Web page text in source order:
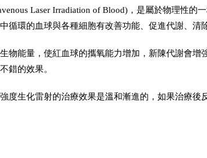
Laser Irradiation of Blood)，是屬於物理性的一
循環的血球與各種細胞有改善功能、促進代謝、清
物能量，使紅血球的攜氧能力增加，新陳代謝會
錯的效果。
度生化雷射的治療效果是溫和漸進的，如果治療